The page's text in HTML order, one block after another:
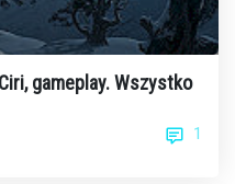
gameplay. Wszystko
1